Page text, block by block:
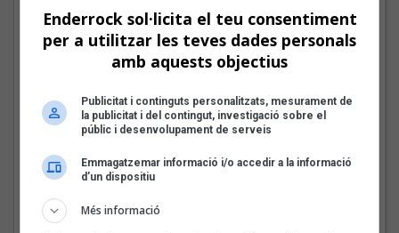
m’agrada etiquetar-me
de cantautor»
Enderrock sol·licita el teu consentiment
per a utilitzar les teves dades personals
amb aquests objectius
Publicitat i continguts personalitzats, mesurament de
la publicitat i del contingut, investigació sobre el
públic i desenvolupament de serveis
Emmagatzemar informació i/o accedir a la informació
d’un dispositiu
Més informació